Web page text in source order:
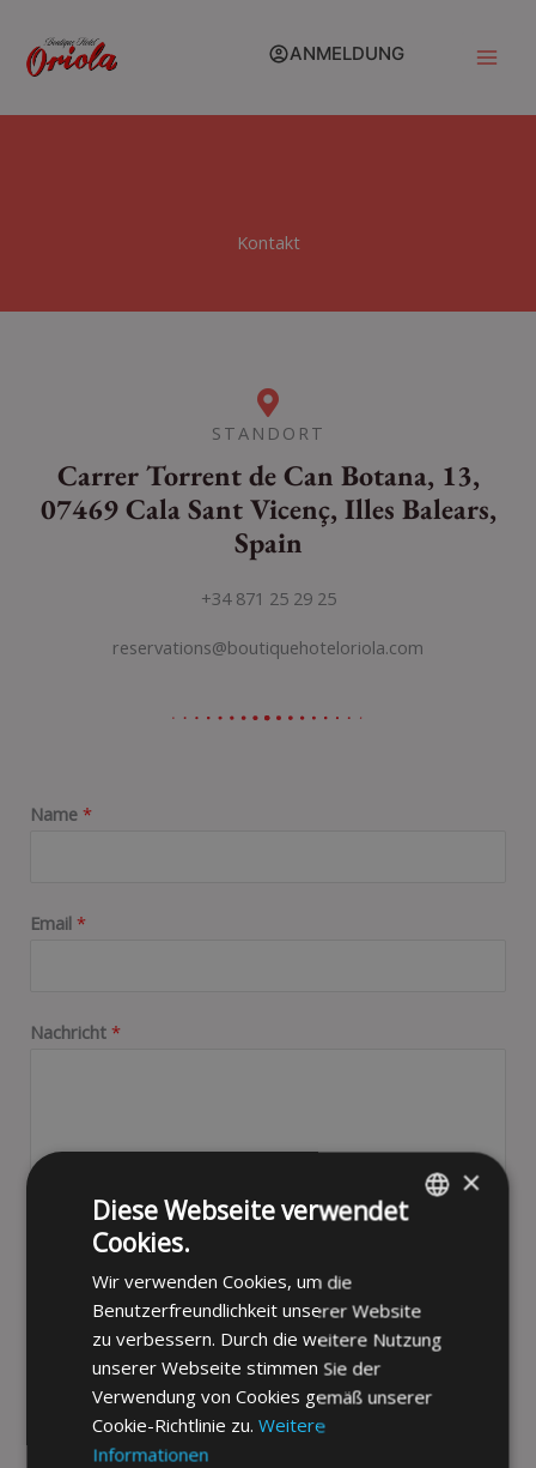
Inhalt
springen
ANMELDUNG
Kontakt
STANDORT
Carrer Torrent de Can Botana, 13,
07469 Cala Sant Vicenç, Illes Balears,
Spain
+34 871 25 29 25
reservations@boutiquehoteloriola.com
Name *
Email *
Nachricht *
Wenn Sie auf die Schaltfläche "Senden" klicken, erklären
SENDEN
SPANISH
×
Diese Webseite verwendet
Cookies.
Wir verwenden Cookies, um die
Benutzerfreundlichkeit unserer Website
zu verbessern. Durch die weitere Nutzung
unserer Webseite stimmen Sie der
Verwendung von Cookies gemäß unserer
Cookie-Richtlinie zu. Weitere
Informationen